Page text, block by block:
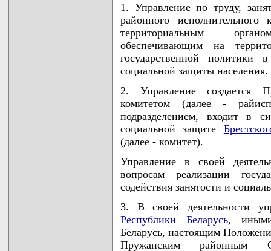
1. Управление по труду,
районного исполнительного
территориальным
обеспечивающим на
государственной политики
социальной защиты населения.
2. Управление создается
комитетом (далее -
подразделением, входит в
социальной защите
(далее - комитет).
Управление в своей
вопросам реализации
содействия занятости и
3. В своей деятельности
Республики Беларусь, иными
Беларусь, настоящим
Пружанским районным